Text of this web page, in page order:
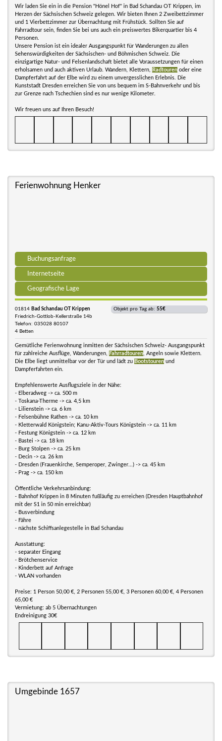
Wir laden Sie ein in die Pension "Hönel Hof" in Bad Schandau OT Krippen, im
Herzen der Sächsischen Schweiz gelegen. Wir bieten Ihnen 2 Zweibettzimmer
und 1 Vierbettzimmer zur Übernachtung mit Frühstück. Sollten Sie auf
Fahrradtour sein, finden Sie bei uns auch ein preiswertes Bikerquartier bis 4
Personen.
Unsere Pension ist ein idealer Ausgangspunkt für Wanderungen zu allen
Sehenswürdigkeiten der Sächsischen- und Böhmischen Schweiz. Die
einzigartige Natur- und Felsenlandschaft bietet alle Voraussetzungen für einen
erholsamen und auch aktiven Urlaub. Wandern, Klettern,
Radtouren oder eine
Dampferfahrt auf der Elbe wird zu einem unvergesslichen Erlebnis. Die
Kunststadt Dresden erreichen Sie von uns bequem im S-Bahnverkehr und bis
zur Grenze nach Tschechien sind es nur wenige Kilometer.
Wir freuen uns auf Ihren Besuch!
Ferienwohnung Henker
Buchungsanfrage
Internetseite
Geografische Lage
01814 Bad Schandau OT Krippen
Friedrich-Gottlob-Kellerstraße 14b
Telefon: 035028 80107
4 Betten
Objekt pro Tag ab: 55€
Gemütliche Ferienwohnung inmitten der Sächsischen Schweiz- Ausgangspunkt
für zahlreiche Ausflüge, Wanderungen,
Fahrradtouren , Angeln sowie Klettern.
Die Elbe liegt unmittelbar vor der Tür und lädt zu Bootstouren und
Dampferfahrten ein.
Empfehlenswerte Ausflugsziele in der Nähe:
- Elberadweg -> ca. 500 m
- Toskana-Therme -> ca. 4,5 km
- Lilienstein -> ca. 6 km
- Felsenbühne Rathen -> ca. 10 km
- Kletterwald Königstein; Kanu-Aktiv-Tours Königstein -> ca. 11 km
- Festung Königstein -> ca. 12 km
- Bastei -> ca. 18 km
- Burg Stolpen -> ca. 25 km
- Decin -> ca. 26 km
- Dresden (Frauenkirche, Semperoper, Zwinger...) -> ca. 45 km
- Prag -> ca. 150 km
Öffentliche Verkehrsanbindung:
- Bahnhof Krippen in 8 Minuten fußläufig zu erreichen (Dresden Hauptbahnhof
mit der S1 in 50 min erreichbar)
- Busverbindung
- Fähre
- nächste Schiffsanlegestelle in Bad Schandau
Ausstattung:
- separater Eingang
- Brötchenservice
- Kinderbett auf Anfrage
- WLAN vorhanden
Preise: 1 Person 50,00 €, 2 Personen 55,00 €, 3 Personen 60,00 €, 4 Personen
65,00 €
Vermietung: ab 5 Übernachtungen
Endreinigung 30€
Umgebinde 1657